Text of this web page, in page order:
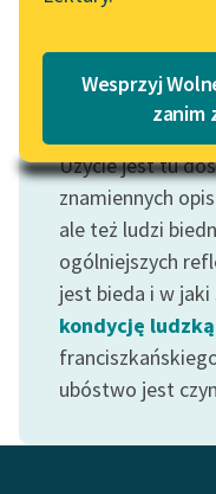
Lektury szkolne i
literatury do słuchania
uczennic i uczniów z
niepełnosprawnościami
E-kolekcja lektur
szkolnych i literatury do
słuchania dla uczennic i
uczniów z
niepełnosprawnościami
Feministyczne
Popularyzacja
Wesprzyj
zanim
Motyw: Bieda
Użycie jest tu
znamiennych
ale też ludzi
ogólniejszych
jest bieda i w
kondycję ludzką
ubóstwo jest